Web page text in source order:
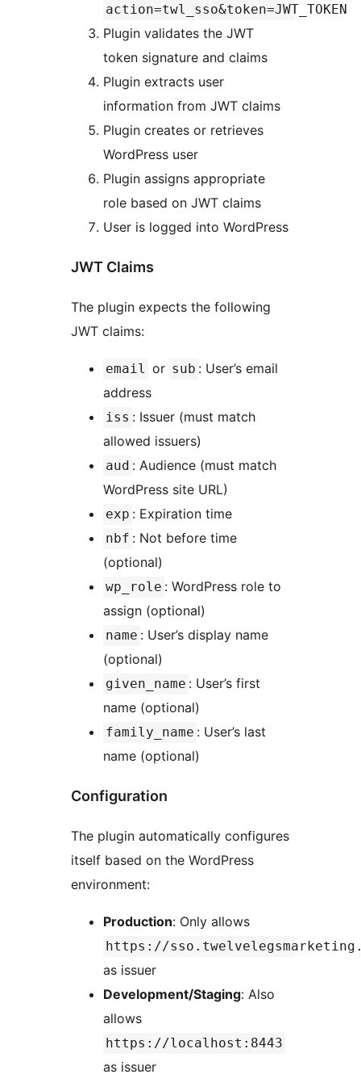
action=twl_sso&token=JWT_TOKEN
Plugin validates the JWT
token signature and claims
Plugin extracts user
information from JWT claims
Plugin creates or retrieves
WordPress user
Plugin assigns appropriate
role based on JWT claims
User is logged into WordPress
JWT Claims
The plugin expects the following
JWT claims:
email or sub : User’s email
address
iss : Issuer (must match
allowed issuers)
aud : Audience (must match
WordPress site URL)
exp : Expiration time
nbf : Not before time
(optional)
wp_role : WordPress role to
assign (optional)
name : User’s display name
(optional)
given_name : User’s first
name (optional)
family_name : User’s last
name (optional)
Configuration
The plugin automatically configures
itself based on the WordPress
environment:
Production: Only allows
https://
as issuer
Development/Staging: Also
allows
https://localhost:8443
as issuer